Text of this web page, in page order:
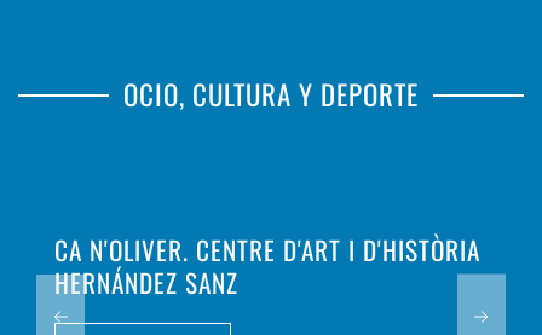
OCIO, CULTURA Y DEPORTE
CA N'OLIVER. CENTRE D'ART I D'HISTÒRIA
HERNÁNDEZ SANZ